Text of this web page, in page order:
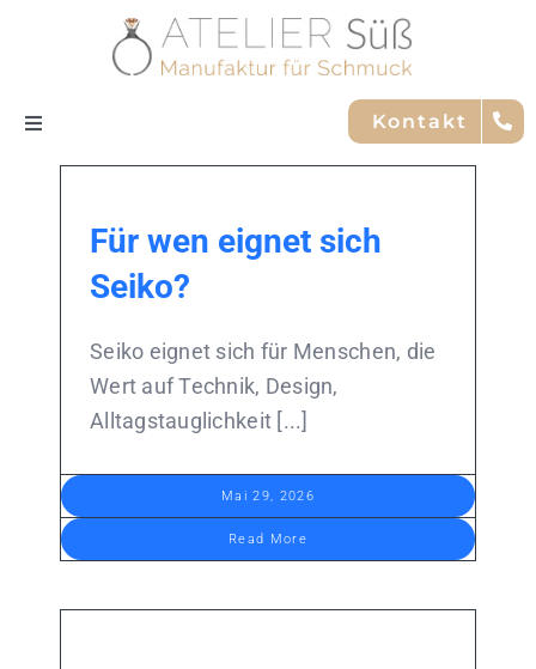
Toggle
Service
Marken
Team
Kontakt
Für wen eignet sich
Seiko?
Seiko eignet sich für Menschen, die
Wert auf Technik, Design,
Alltagstauglichkeit [...]
Mai 29, 2026
Read More